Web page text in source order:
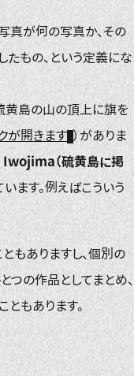
写真が何の写真か、その
もの、という定義にな
黄島の山の頂上に旗を
が開きます ）がありま
（硫黄島に掲
ます。例えばこういう
もありますし、個別の
つの作品としてまとめ、
ともあります。